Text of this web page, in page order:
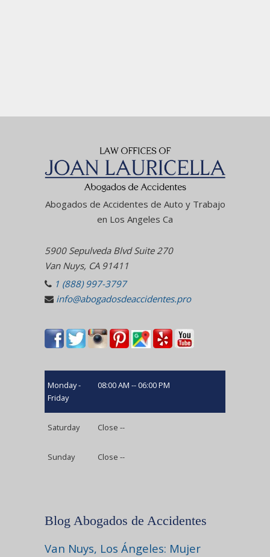
Abogados de Accidentes de Auto y Trabajo
en Los Angeles Ca
5900 Sepulveda Blvd Suite 270
Van Nuys, CA 91411
1 (888) 997-3797
info@abogadosdeaccidentes.pro
Monday -
Friday
08:00 AM -- 06:00 PM
Saturday Close --
Sunday Close --
Blog Abogados de Accidentes
Van Nuys, Los Ángeles: Mujer